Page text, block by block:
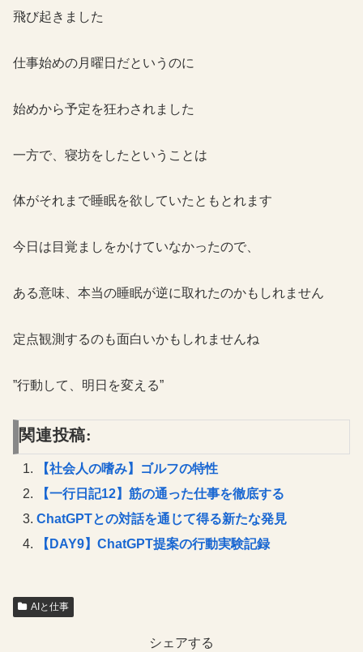
飛び起きました
仕事始めの月曜日だというのに
始めから予定を狂わされました
一方で、寝坊をしたということは
体がそれまで睡眠を欲していたともとれます
今日は目覚ましをかけていなかったので、
ある意味、本当の睡眠が逆に取れたのかもしれません
定点観測するのも面白いかもしれませんね
”行動して、明日を変える”
関連投稿:
【社会人の嗜み】ゴルフの特性
【一行日記12】筋の通った仕事を徹底する
ChatGPTとの対話を通じて得る新たな発見
【DAY9】ChatGPT提案の行動実験記録
AIと仕事
シェアする